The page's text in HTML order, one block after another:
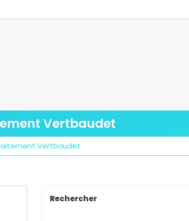
Vertbaudet
Vertbaudet
Rechercher